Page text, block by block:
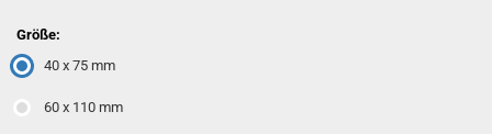
Größe:
40 x 75 mm
60 x 110 mm